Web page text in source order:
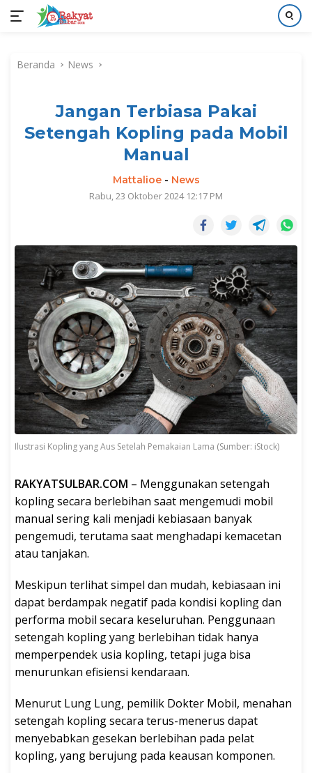
kontenBeranda News
Jangan Terbiasa Pakai
Setengah Kopling pada Mobil
Manual
Mattalioe- News
Rabu, 23 Oktober 2024 12:17 PM
Ilustrasi Kopling yang Aus Setelah Pemakaian Lama (Sumber: iStock)
RAKYATSULBAR.COM – Menggunakan setengah
kopling secara berlebihan saat mengemudi mobil
manual sering kali menjadi kebiasaan banyak
pengemudi, terutama saat menghadapi kemacetan
atau tanjakan.
Meskipun terlihat simpel dan mudah, kebiasaan ini
dapat berdampak negatif pada kondisi kopling dan
performa mobil secara keseluruhan. Penggunaan
setengah kopling yang berlebihan tidak hanya
memperpendek usia kopling, tetapi juga bisa
menurunkan efisiensi kendaraan.
Menurut Lung Lung, pemilik Dokter Mobil, menahan
setengah kopling secara terus-menerus dapat
menyebabkan gesekan berlebihan pada pelat
kopling, yang berujung pada keausan komponen.